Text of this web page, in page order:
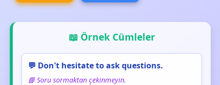
📖 Örnek Cümleler
💬 Don't hesitate to ask questions.
📘 Soru sormaktan çekinmeyin.